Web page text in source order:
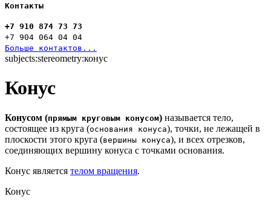
Контакты
+7 910 874 73 73
+7 904 064 04 04
Больше контактов...
subjects:stereometry:конус
Конус
Конусом (прямым круговым конусом) называется тело,
состоящее из круга (основания конуса), точки, не лежащей в
плоскости этого круга (вершины конуса), и всех отрезков,
соединяющих вершину конуса с точками основания.
Конус является телом вращения.
Конус